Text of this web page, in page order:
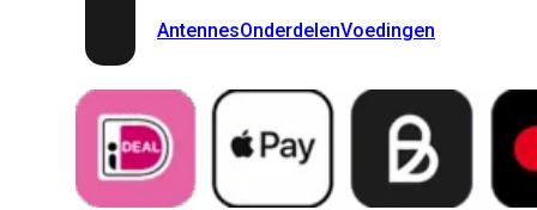
AntennesOnderdelenVoedingen